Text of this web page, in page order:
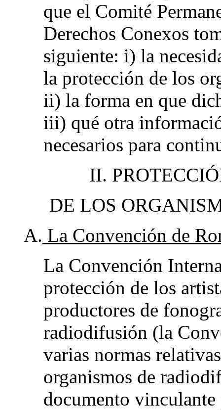
que el Comité
Derechos Conexos
siguiente: i) la
la protección de los
ii) la forma en que
iii) qué otra
necesarios para
II.
DE LOS
A. La Convención de
La Convención
protección de los
productores de
radiodifusión (la
varias normas
organismos de
documento vinculante